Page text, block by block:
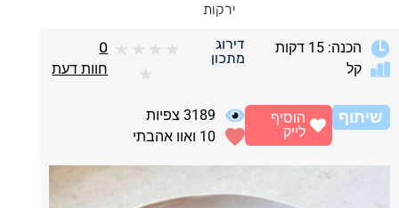
ירקות
הכנה: 15 דקות
קל
דירוג
מתכון
★
★
★
★
★
0
חוות דעת
שיתוף 3189צפיות
10 ואוו אהבתי
הוסיף
לייק